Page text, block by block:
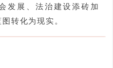
发展、法治建设添砖加
转化为现实。